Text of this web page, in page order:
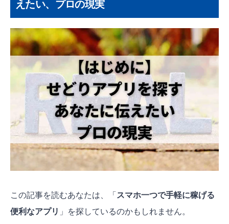
2. Keepa：PC分析を補完する「刈り取り」通知
ツール
3. セラースケット：「店舗せどり」で真価を
発揮するリスク回避ツール
4. Googleスプレッドシート：場所を選ばない
「管理・共有」ツール
5.【番外編】Ama-Jack：あると便利な「横断検
索」ツール（無料）
よくある質問【FAQ】
本当にスマホだけでせどりはできませんか？
紹介された有料アプリは、いつ導入するのが
今回紹介されていない「アマコード」や「せ
どりすと」は使わないほうがいいですか？
えたい、プロの現実
この記事を読むあなたは、「 スマホ一つで手軽に稼げる
便利なアプリ 」を探しているのかもしれません。